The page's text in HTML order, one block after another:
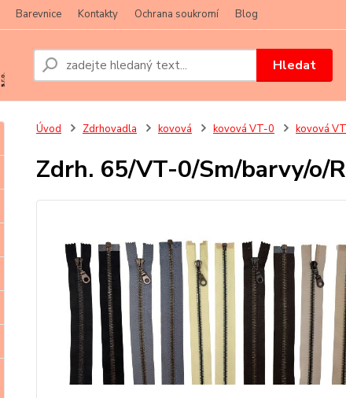
Barevnice Kontakty Ochrana soukromí Blog
Hledat
Úvod Zdrhovadla kovová kovová VT-0 kovová
Zdrh. 65/VT-0/Sm/barvy/o/